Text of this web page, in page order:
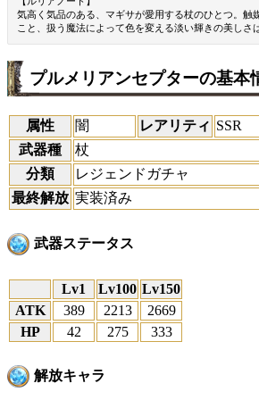
気高く気品のある、マギサが愛用する杖のひとつ。触
こと、扱う魔法によって色を変える淡い輝きの美しさ
プルメリアンセプターの基本
属性 闇 レアリティ SSR
武器種
杖
分類
レジェンドガチャ
最終解放 実装済み
武器ステータス
Lv1 Lv100 Lv150
ATK
389 2213
2669
HP
42 275 333
解放キャラ